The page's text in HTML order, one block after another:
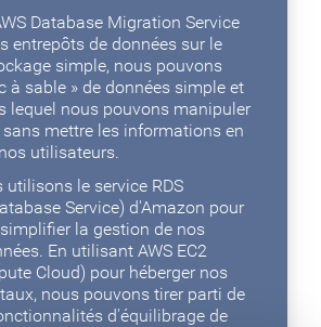
Database Migration Service
entrepôts de données sur le
simple, nous pouvons
à sable » de données simple et
lequel nous pouvons manipuler
mettre les informations en
utilisateurs.
utilisons le service RDS
Service) d'Amazon pour
la gestion de nos
En utilisant AWS EC2
Cloud) pour héberger nos
nous pouvons tirer parti de
d'équilibrage de